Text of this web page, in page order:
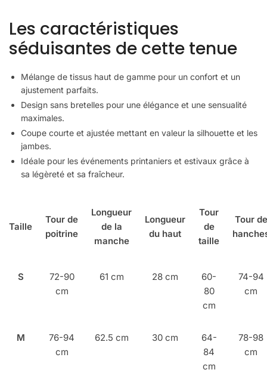
Les caractéristiques
séduisantes de cette tenue
Mélange de tissus haut de gamme pour un confort et un
ajustement parfaits.
Design sans bretelles pour une élégance et une sensualité
maximales.
Coupe courte et ajustée mettant en valeur la silhouette et les
jambes.
Idéale pour les événements printaniers et estivaux grâce à
sa légèreté et sa fraîcheur.
Taille
Tour de
poitrine
Longueur
de la
manche
Longueur
du haut
Tour
de
taille
Tour de
S
72-90
cm
61 cm 28 cm
60-
80
cm
74-94
cm
M
76-94
cm
62.5 cm 30 cm
64-
84
cm
78-98
cm